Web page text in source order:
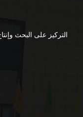
التركيز على البحث